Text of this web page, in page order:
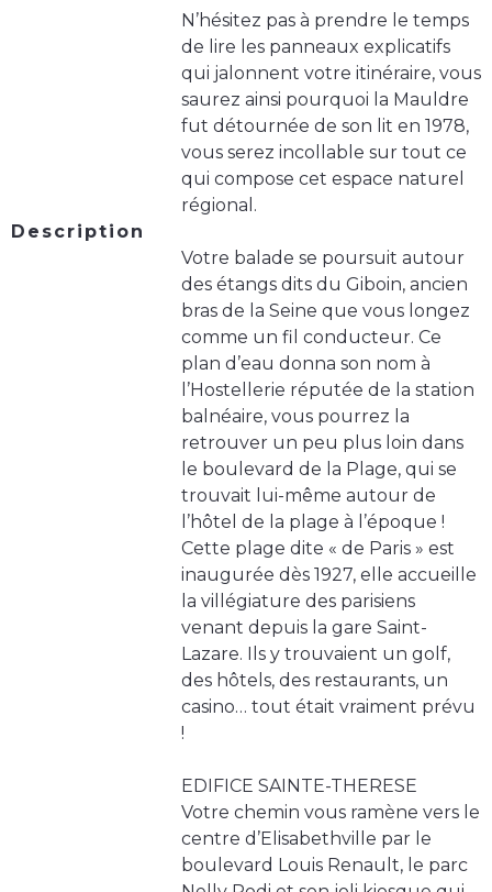
Description
N’hésitez pas à prendre le temps
de lire les panneaux explicatifs
qui jalonnent votre itinéraire, vous
saurez ainsi pourquoi la Mauldre
fut détournée de son lit en 1978,
vous serez incollable sur tout ce
qui compose cet espace naturel
régional.
Votre balade se poursuit autour
des étangs dits du Giboin, ancien
bras de la Seine que vous longez
comme un fil conducteur. Ce
plan d’eau donna son nom à
l’Hostellerie réputée de la station
balnéaire, vous pourrez la
retrouver un peu plus loin dans
le boulevard de la Plage, qui se
trouvait lui-même autour de
l’hôtel de la plage à l’époque !
Cette plage dite « de Paris » est
inaugurée dès 1927, elle accueille
la villégiature des parisiens
venant depuis la gare Saint-
Lazare. Ils y trouvaient un golf,
des hôtels, des restaurants, un
casino… tout était vraiment prévu
!
EDIFICE SAINTE-THERESE
Votre chemin vous ramène vers le
centre d’Elisabethville par le
boulevard Louis Renault, le parc